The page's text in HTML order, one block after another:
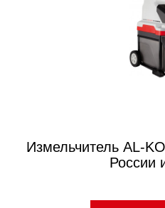
Измельчитель AL-
России